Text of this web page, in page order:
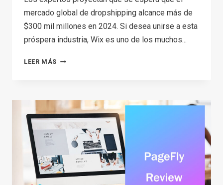
mercado global de dropshipping alcance más de
$300 mil millones en 2024. Si desea unirse a esta
próspera industria, Wix es uno de los muchos...
LEER MÁS HOW
WIX
DROPSHIPPING
IN
2026?